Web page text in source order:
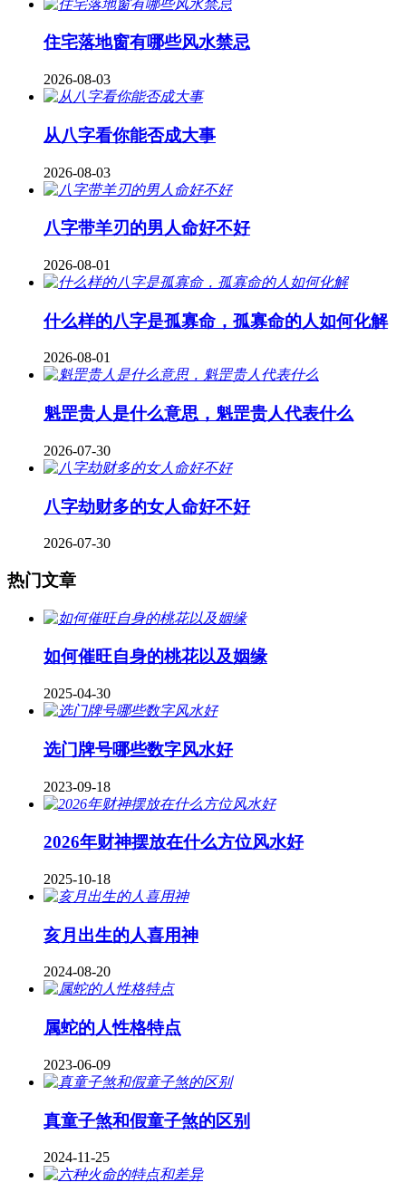
住宅落地窗有哪些风水禁忌
2026-08-03
从八字看你能否成大事
2026-08-03
八字带羊刃的男人命好不好
2026-08-01
什么样的八字是孤寡命，孤寡命的人如何化解
2026-08-01
魁罡贵人是什么意思，魁罡贵人代表什么
2026-07-30
八字劫财多的女人命好不好
2026-07-30
热门文章
如何催旺自身的桃花以及姻缘
2025-04-30
​选门牌号哪些数字风水好
2023-09-18
2026年财神摆放在什么方位风水好
2025-10-18
亥月出生的人喜用神
2024-08-20
属蛇的人性格特点
2023-06-09
真童子煞和假童子煞的区别
2024-11-25